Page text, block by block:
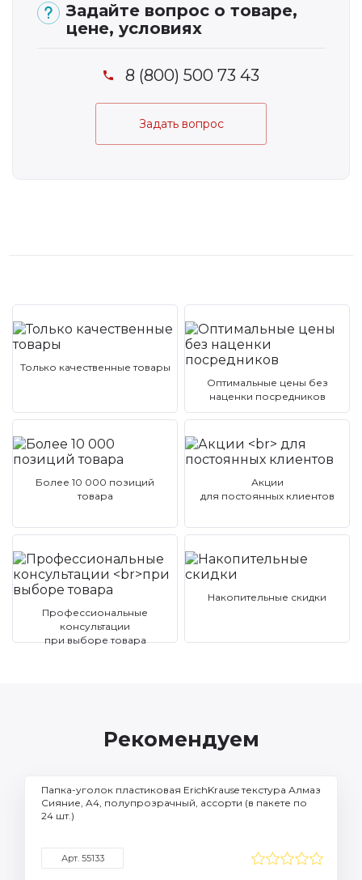
Задайте вопрос о товаре,
цене, условиях
8 (800) 500 73 43
Задать вопрос
Только качественные товары
Оптимальные цены без
наценки посредников
Более 10 000 позиций
товара
Акции
для постоянных клиентов
Профессиональные
консультации
при выборе товара
Накопительные скидки
Рекомендуем
Папка-уголок пластиковая ErichKrause текстура Алмаз
Сияние, A4, полупрозрачный, ассорти (в пакете по
24 шт.)
Арт. 55133